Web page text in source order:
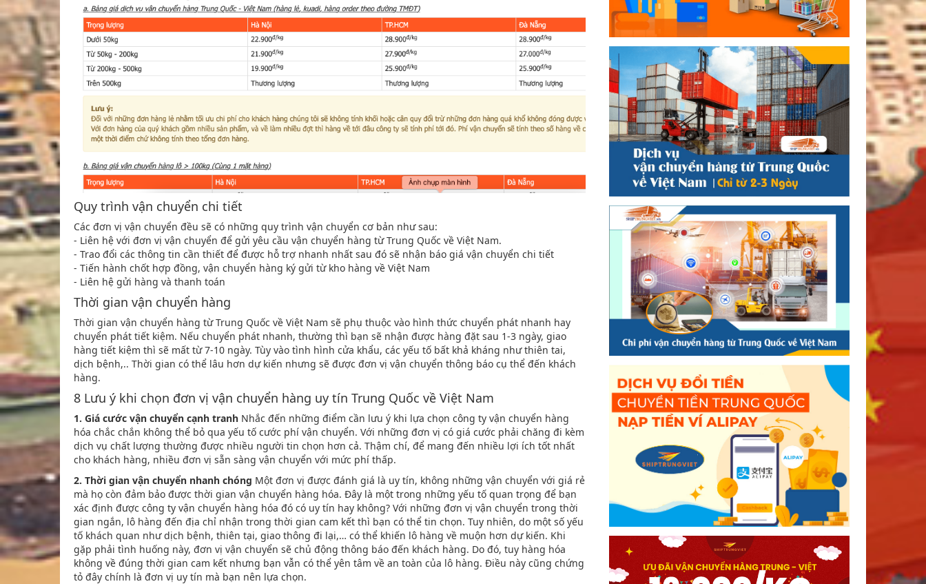
Quy trình vận chuyển chi tiết
Các đơn vị vận chuyển đều sẽ có những quy trình vận chuyển cơ bản như sau:
- Liên hệ với đơn vị vận chuyển để gửi yêu cầu vận chuyển hàng từ Trung Quốc về Việt Nam.
- Trao đổi các thông tin cần thiết để được hỗ trợ nhanh nhất sau đó sẽ nhận báo giá vận chuyển chi tiết
- Tiến hành chốt hợp đồng, vận chuyển hàng ký gửi từ kho hàng về Việt Nam
- Liên hệ gửi hàng và thanh toán
Thời gian vận chuyển hàng
Thời gian vận chuyển hàng từ Trung Quốc về Việt Nam sẽ phụ thuộc vào hình thức chuyển phát nhanh hay
chuyển phát tiết kiệm. Nếu chuyển phát nhanh, thường thì bạn sẽ nhận được hàng đặt sau 1-3 ngày, giao
hàng tiết kiệm thì sẽ mất từ 7-10 ngày. Tùy vào tình hình cửa khẩu, các yếu tố bất khả kháng như thiên tai,
dịch bệnh,.. Thời gian có thể lâu hơn dự kiến nhưng sẽ được đơn vị vận chuyển thông báo cụ thể đến khách
hàng.
8 Lưu ý khi chọn đơn vị vận chuyển hàng uy tín Trung Quốc về Việt Nam
1. Giá cước vận chuyển cạnh tranh Nhắc đến những điểm cần lưu ý khi lựa chọn công ty vận chuyển hàng
hóa chắc chắn không thể bỏ qua yếu tố cước phí vận chuyển. Với những đơn vị có giá cước phải chăng đi kèm
dịch vụ chất lượng thường được nhiều người tin chọn hơn cả. Thậm chí, để mang đến nhiều lợi ích tốt nhất
cho khách hàng, nhiều đơn vị sẵn sàng vận chuyển với mức phí thấp.
2. Thời gian vận chuyển nhanh chóng Một đơn vị được đánh giá là uy tín, không những vận chuyển với giá rẻ
mà họ còn đảm bảo được thời gian vận chuyển hàng hóa. Đây là một trong những yếu tố quan trọng để bạn
xác định được công ty vận chuyển hàng hóa đó có uy tín hay không? Với những đơn vị vận chuyển trong thời
gian ngắn, lô hàng đến địa chỉ nhận trong thời gian cam kết thì bạn có thể tin chọn. Tuy nhiên, do một số yếu
tố khách quan như dịch bệnh, thiên tại, giao thông đi lại,… có thể khiến lô hàng về muộn hơn dự kiến. Khi
gặp phải tình huống này, đơn vị vận chuyển sẽ chủ động thông báo đến khách hàng. Do đó, tuy hàng hóa
không về đúng thời gian cam kết nhưng bạn vẫn có thể yên tâm về an toàn của lô hàng. Điều này cũng chứng
tỏ đây chính là đơn vị uy tín mà bạn nên lựa chọn.